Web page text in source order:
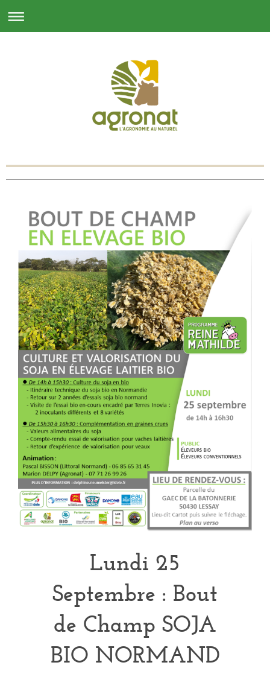
Lundi 25
Septembre : Bout
de Champ SOJA
BIO NORMAND